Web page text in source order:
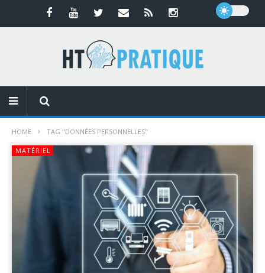
HOME TAG "DONNÉES PERSONNELLES"
MATÉRIEL